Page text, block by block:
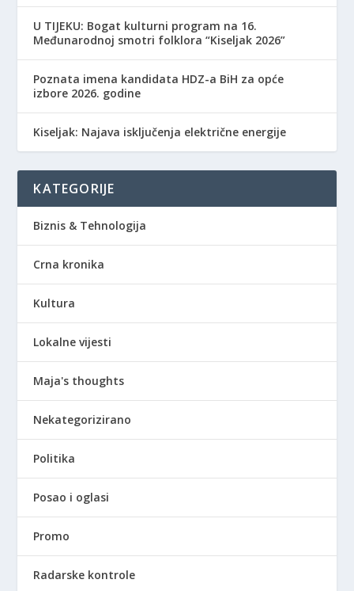
​U TIJEKU: Bogat kulturni program na 16.
Međunarodnoj smotri folklora “Kiseljak 2026”
Poznata imena kandidata HDZ-a BiH za opće
izbore 2026. godine
Kiseljak: Najava isključenja električne energije
KATEGORIJE
Biznis & Tehnologija
Crna kronika
Kultura
Lokalne vijesti
Maja's thoughts
Nekategorizirano
Politika
Posao i oglasi
Promo
Radarske kontrole